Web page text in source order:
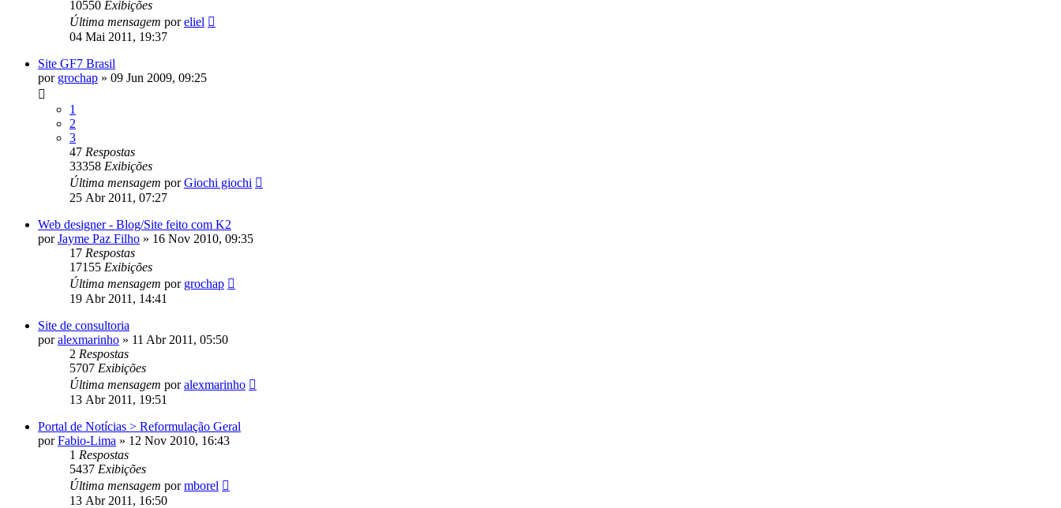
10550 Exibições
Última mensagem poreliel
04 Mai 2011, 19:37
Site GF7 Brasil
por grochap » 09 Jun 2009, 09:25
1
2
3
47 Respostas
33358 Exibições
Última mensagem porGiochi giochi
25 Abr 2011, 07:27
Web designer - Blog/Site feito com K2
porJayme Paz Filho » 16 Nov 2010, 09:35
17 Respostas
17155 Exibições
Última mensagem por grochap
19 Abr 2011, 14:41
Site de consultoria
poralexmarinho » 11 Abr 2011, 05:50
2 Respostas
5707 Exibições
Última mensagem poralexmarinho
13 Abr 2011, 19:51
Portal de Notícias > Reformulação Geral
porFabio-Lima » 12 Nov 2010, 16:43
1 Respostas
5437 Exibições
Última mensagem pormborel
13 Abr 2011, 16:50